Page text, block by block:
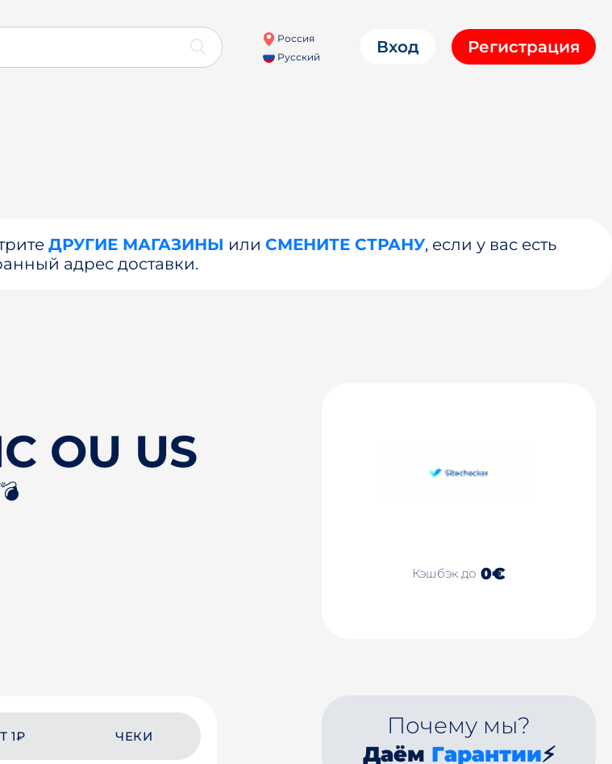
Россия
Русский
Вход Регистрация
ДРУГИЕ МАГАЗИНЫ или СМЕНИТЕ СТРАНУ, если у вас есть
адрес доставки.
OU US
💣
Кэшбэк до 0€
1₽ ЧЕКИ Почему мы?
Даём Гарантии⚡